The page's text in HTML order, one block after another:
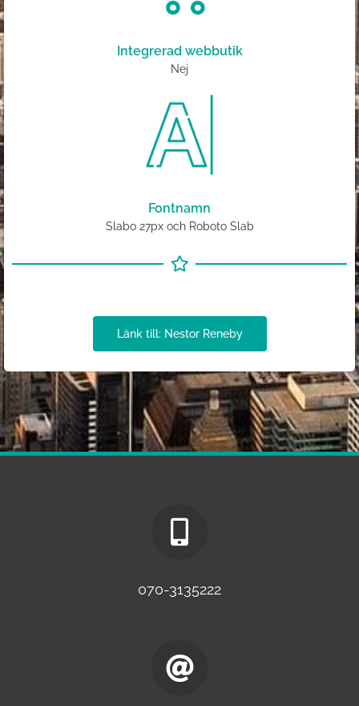
Integrerad webbutik
Nej
Fontnamn
Slabo 27px och Roboto Slab
Länk till: Nestor Reneby
070-3135222